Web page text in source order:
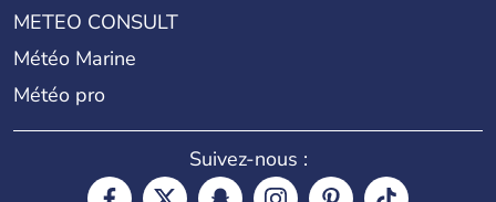
METEO CONSULT
Météo Marine
Météo pro
Suivez-nous :